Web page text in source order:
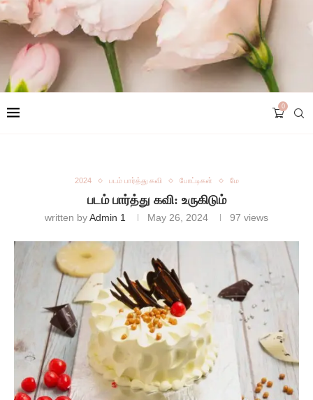
0
2024 படம் பார்த்து கவி போட்டிகள் மே
படம் பார்த்து கவி: உருகிடும்
written byAdmin 1 May 26, 2024 97 views